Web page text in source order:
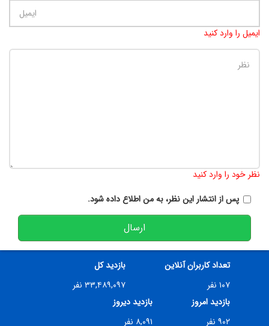
ایمیل را وارد کنید
نظر خود را وارد کنید
پس از انتشار این نظر، به من اطلاع داده شود.
ارسال
تعداد کاربران آنلاین
۱۰۷ نفر
بازدید کل
۳۳,۴۸۹,۰۹۷ نفر
بازدید امروز
۹۰۲ نفر
بازدید دیروز
۸,۰۹۱ نفر